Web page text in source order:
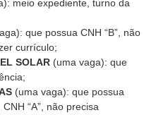
meio expediente, turno da
que possua CNH “B”, não
currículo;
SOLAR (uma vaga): que
(uma vaga): que possua
“A”, não precisa